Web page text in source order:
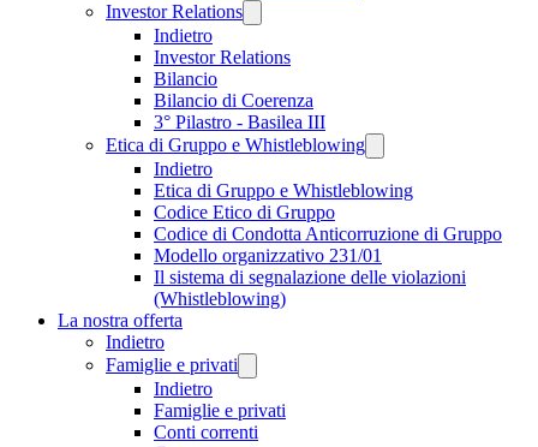
Investor Relations
Indietro
Investor Relations
Bilancio
Bilancio di Coerenza
3° Pilastro - Basilea III
Etica di Gruppo e Whistleblowing
Indietro
Etica di Gruppo e Whistleblowing
Codice Etico di Gruppo
Codice di Condotta Anticorruzione di Gruppo
Modello organizzativo 231/01
Il sistema di segnalazione delle violazioni
(Whistleblowing)
La nostra offerta
Indietro
Famiglie e privati
Indietro
Famiglie e privati
Conti correnti